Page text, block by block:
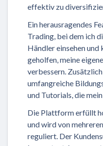
effektiv zu
Ein herausragendes
Trading, bei dem ich
Händler einsehen und
geholfen, meine
verbessern.
umfangreiche
und Tutorials, die
Die Plattform erfüllt
und wird von
reguliert. Der